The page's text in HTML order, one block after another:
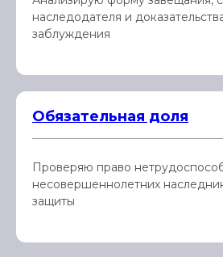
наследодателя и
заблуждения
Обязательная доля
Проверяю право
несовершеннолетних
защиты